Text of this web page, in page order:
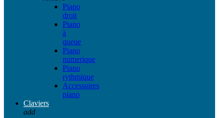
Piano
droit
Piano
à
queue
Piano
numerique
Piano
rythmique
Accessoires
piano
Claviers
add